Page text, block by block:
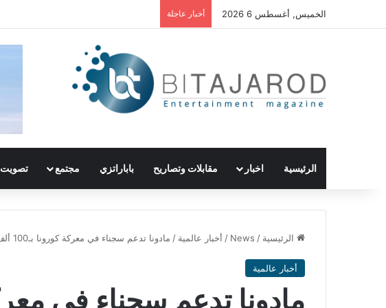
الخميس, أغسطس 6 2026 أخبار عاجلة
الرئيسية اخبار مقابلات وتصاريح باباراتزي مجتمع تصويت
الرئيسية /
News
/ أخبار عالمية / مادونا تدعم سجناء في معركة كورونا بـ100 ألف كمامة
أخبار عالمية